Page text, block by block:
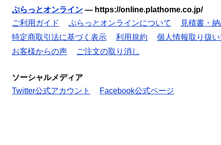
ぷらっとオンライン — https://online.plathome.co.jp/
ご利用ガイド
ぷらっとオンラインについて 見積書・
特定商取引法に基づく表示
利用規約 個人情報取り扱
お客様からの声
ご注文の取り消し
ソーシャルメディア
Twitter公式アカウント
Facebook公式ページ